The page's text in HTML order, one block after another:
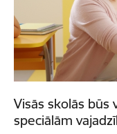
Visās skolās
speciālām